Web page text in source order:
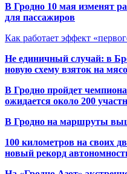
В Гродно 10 мая изменят
для пассажиров
Как работает эффект
Не единичный случай: в
новую схему взяток на
В Гродно пройдет
ожидается около 200
В Гродно на маршруты
100 километров на своих
новый рекорд